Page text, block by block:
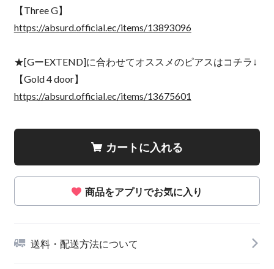
【Three G】
https://absurd.official.ec/items/13893096
★[GーEXTEND]に合わせてオススメのピアスはコチラ↓
【Gold 4 door】
https://absurd.official.ec/items/13675601
カートに入れる
商品をアプリでお気に入り
送料・配送方法について